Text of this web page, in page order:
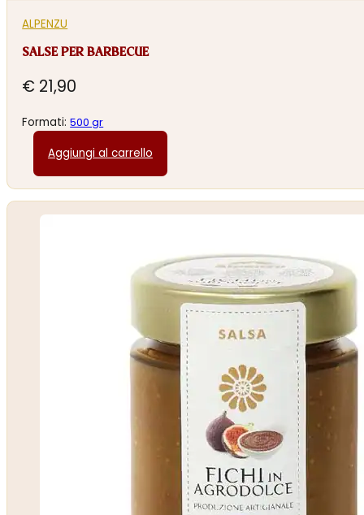
ALPENZU
SALSE PER BARBECUE
€ 21,90
Formati:500 gr
Aggiungi al carrello